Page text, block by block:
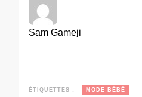
Sam Gameji
ÉTIQUETTES : MODE BÉBÉ